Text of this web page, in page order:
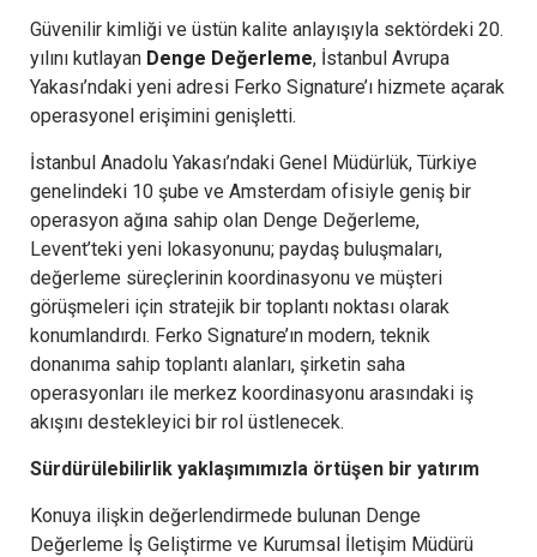
Güvenilir kimliği ve üstün kalite anlayışıyla sektördeki 20.
yılını kutlayan Denge Değerleme, İstanbul Avrupa
Yakası’ndaki yeni adresi Ferko Signature’ı hizmete açarak
operasyonel erişimini genişletti.
İstanbul Anadolu Yakası’ndaki Genel Müdürlük, Türkiye
genelindeki 10 şube ve Amsterdam ofisiyle geniş bir
operasyon ağına sahip olan Denge Değerleme,
Levent’teki yeni lokasyonunu; paydaş buluşmaları,
değerleme süreçlerinin koordinasyonu ve müşteri
görüşmeleri için stratejik bir toplantı noktası olarak
konumlandırdı. Ferko Signature’ın modern, teknik
donanıma sahip toplantı alanları, şirketin saha
operasyonları ile merkez koordinasyonu arasındaki iş
akışını destekleyici bir rol üstlenecek.
Sürdürülebilirlik yaklaşımımızla örtüşen bir yatırım
Konuya ilişkin değerlendirmede bulunan Denge
Değerleme İş Geliştirme ve Kurumsal İletişim Müdürü